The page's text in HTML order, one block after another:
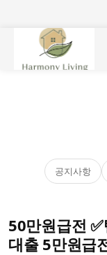
공지사항
50만원급전
대출 5만원급